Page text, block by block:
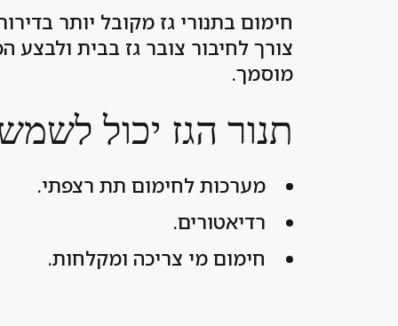
צורך לחיבור צובר גז בבית ולבצע
מוסמך.
תנור הגז יכול
מערכות לחימום תת רצפתי.
רדיאטורים.
חימום מי צריכה ומקלחות.